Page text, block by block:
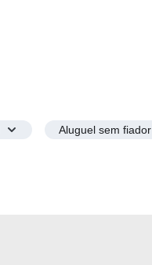
Aluguel sem fiador